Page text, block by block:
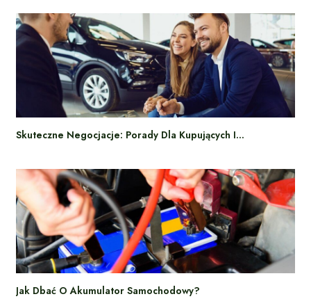
Skuteczne Negocjacje: Porady Dla Kupujących I…
Jak Dbać O Akumulator Samochodowy?